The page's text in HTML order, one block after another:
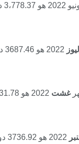
غشت